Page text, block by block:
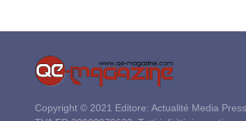
Copyright © 2021 Editore: Actualité Media